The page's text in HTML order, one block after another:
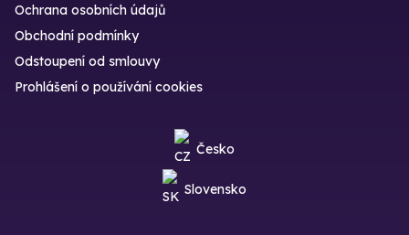
Ochrana osobních údajů
Obchodní podmínky
Odstoupení od smlouvy
Prohlášení o používání cookies
Česko
Slovensko